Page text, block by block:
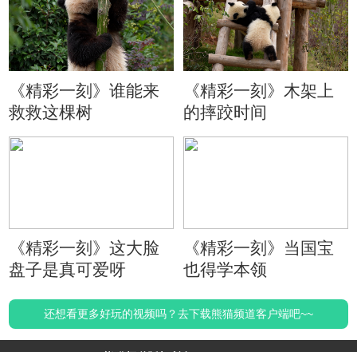
《精彩一刻》谁能来
救救这棵树
《精彩一刻》木架上
的摔跤时间
《精彩一刻》这大脸
盘子是真可爱呀
《精彩一刻》当国宝
也得学本领
还想看更多好玩的视频吗？去下载熊猫频道客户端吧~~